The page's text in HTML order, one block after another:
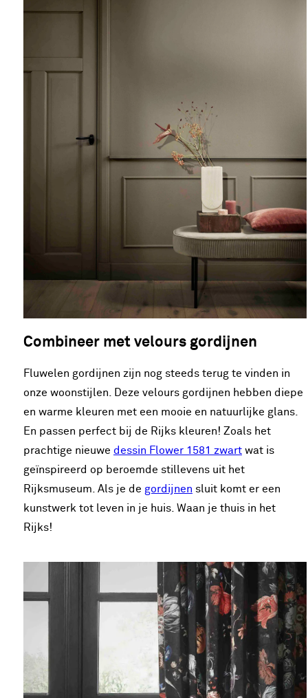
Combineer met velours gordijnen
Fluwelen gordijnen zijn nog steeds terug te vinden in
onze woonstijlen. Deze velours gordijnen hebben diepe
en warme kleuren met een mooie en natuurlijke glans.
En passen perfect bij de Rijks kleuren! Zoals het
prachtige nieuwe dessin Flower 1581 zwart wat is
geïnspireerd op beroemde stillevens uit het
Rijksmuseum. Als je de gordijnen sluit komt er een
kunstwerk tot leven in je huis. Waan je thuis in het
Rijks!